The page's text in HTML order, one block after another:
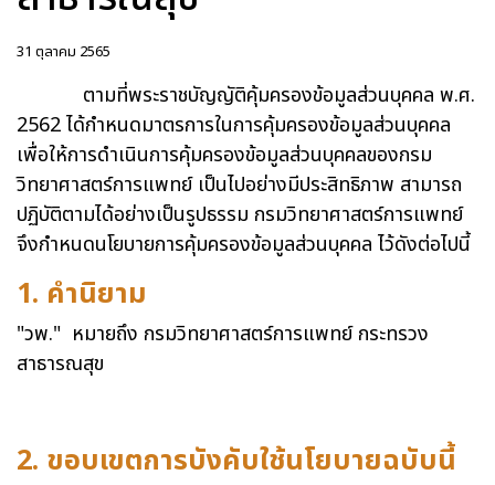
31 ตุลาคม 2565
ตามที่พระราชบัญญัติคุ้มครองข้อมูลส่วนบุคคล พ.ศ.
2562 ได้กำหนดมาตรการในการคุ้มครองข้อมูลส่วนบุคคล
เพื่อให้การดำเนินการคุ้มครองข้อมูลส่วนบุคคลของกรม
วิทยาศาสตร์การแพทย์ เป็นไปอย่างมีประสิทธิภาพ สามารถ
ปฏิบัติตามได้อย่างเป็นรูปธรรม กรมวิทยาศาสตร์การแพทย์
จึงกำหนดนโยบายการคุ้มครองข้อมูลส่วนบุคคล ไว้ดังต่อไปนี้
1. คำนิยาม
"วพ." หมายถึง กรมวิทยาศาสตร์การแพทย์ กระทรวง
สาธารณสุข
2. ขอบเขตการบังคับใช้นโยบายฉบับนี้